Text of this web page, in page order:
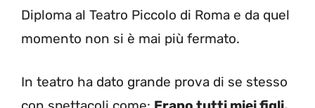
Diploma al Teatro Piccolo di Roma e da quel
momento non si è mai più fermato.
In teatro ha dato grande prova di se stesso